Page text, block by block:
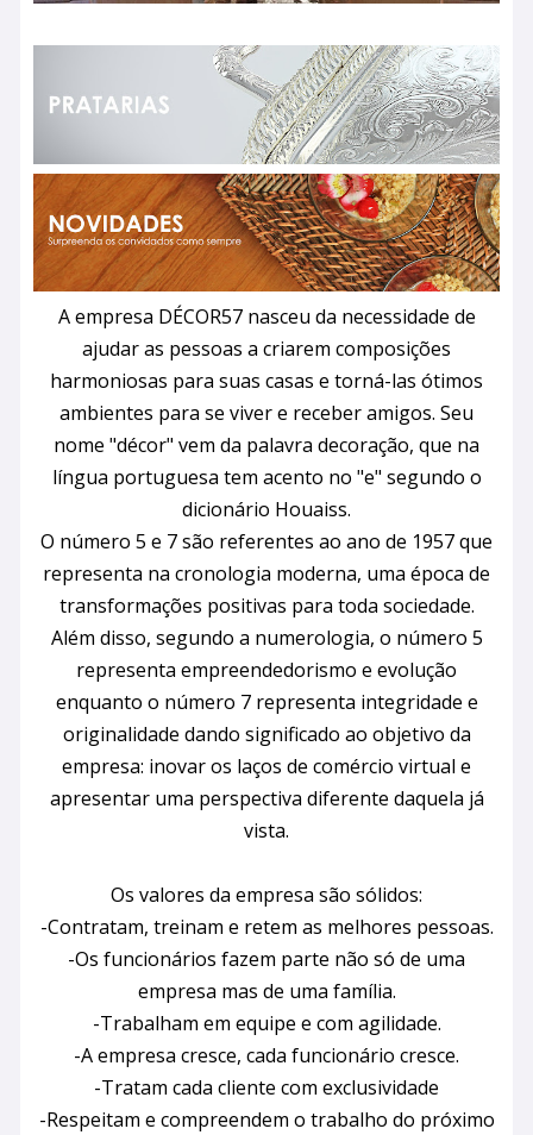
A empresa DÉCOR57 nasceu da necessidade de
ajudar as pessoas a criarem composições
harmoniosas para suas casas e torná-las ótimos
ambientes para se viver e receber amigos. Seu
nome "décor" vem da palavra decoração, que na
língua portuguesa tem acento no "e" segundo o
dicionário Houaiss.
O número 5 e 7 são referentes ao ano de 1957 que
representa na cronologia moderna, uma época de
transformações positivas para toda sociedade.
Além disso, segundo a numerologia, o número 5
representa empreendedorismo e evolução
enquanto o número 7 representa integridade e
originalidade dando significado ao objetivo da
empresa: inovar os laços de comércio virtual e
apresentar uma perspectiva diferente daquela já
vista.
Os valores da empresa são sólidos:
-Contratam, treinam e retem as melhores pessoas.
-Os funcionários fazem parte não só de uma
empresa mas de uma família.
-Trabalham em equipe e com agilidade.
-A empresa cresce, cada funcionário cresce.
-Tratam cada cliente com exclusividade
-Respeitam e compreendem o trabalho do próximo